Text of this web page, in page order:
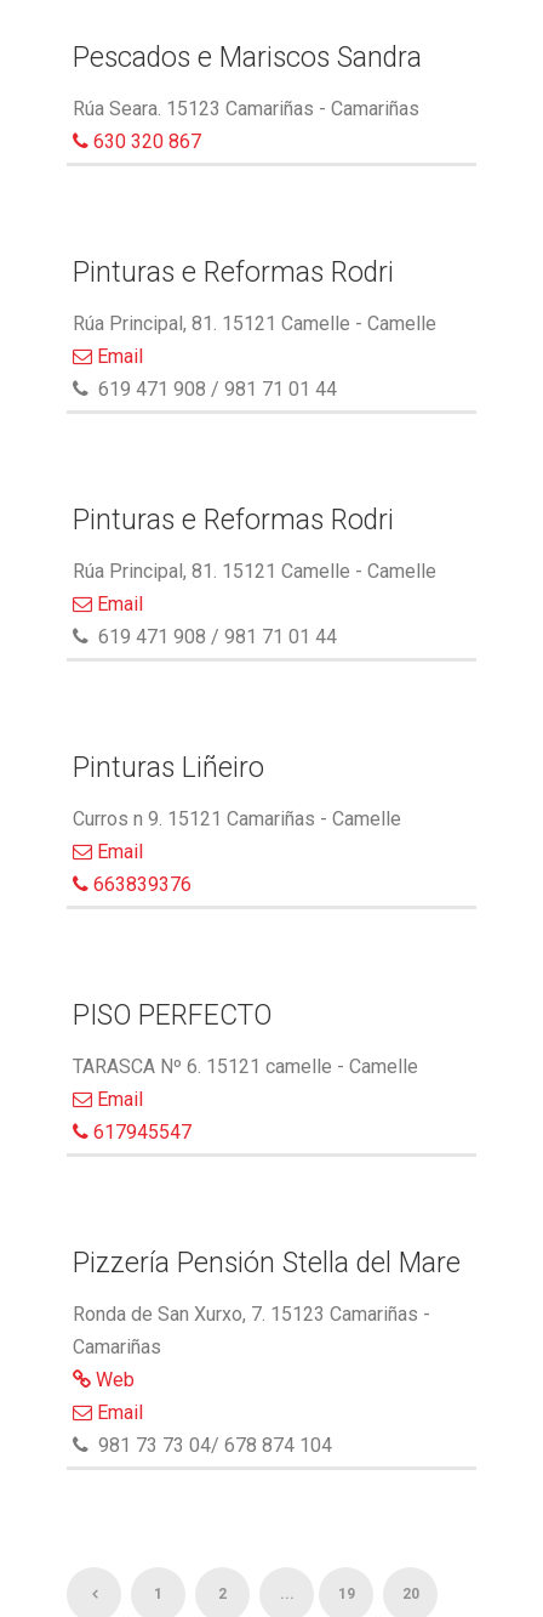
Pescados e Mariscos Sandra
Rúa Seara. 15123 Camariñas - Camariñas
630 320 867
Pinturas e Reformas Rodri
Rúa Principal, 81. 15121 Camelle - Camelle
Email
619 471 908 / 981 71 01 44
Pinturas e Reformas Rodri
Rúa Principal, 81. 15121 Camelle - Camelle
Email
619 471 908 / 981 71 01 44
Pinturas Liñeiro
Curros n 9. 15121 Camariñas - Camelle
Email
663839376
PISO PERFECTO
TARASCA Nº 6. 15121 camelle - Camelle
Email
617945547
Pizzería Pensión Stella del Mare
Ronda de San Xurxo, 7. 15123 Camariñas -
Camariñas
Web
Email
981 73 73 04/ 678 874 104
1 2 ... 19 20